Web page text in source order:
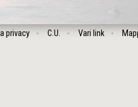
privacy C.U. Vari link